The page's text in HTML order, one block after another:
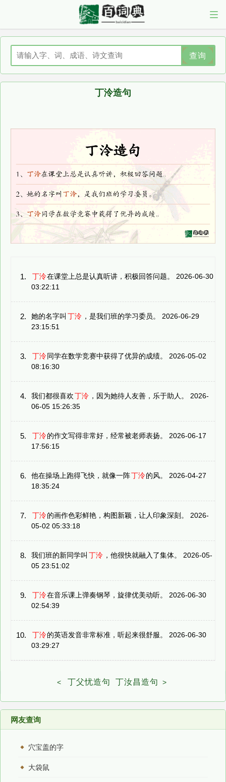
查询
丁泠造句
1. 丁泠在课堂上总是认真听讲，积极回答问题。 2026-06-30
03:22:11
2. 她的名字叫 丁泠 ，是我们班的学习委员。 2026-06-29
23:15:51
3. 丁泠同学在数学竞赛中获得了优异的成绩。 2026-05-02
08:16:30
4. 我们都很喜欢丁泠 ，因为她待人友善，乐于助人。 2026-
06-05 15:26:35
5. 丁泠的作文写得非常好，经常被老师表扬。 2026-06-17
17:56:15
6. 他在操场上跑得飞快，就像一阵丁泠的风。 2026-04-27
18:35:24
7. 丁泠的画作色彩鲜艳，构图新颖，让人印象深刻。 2026-
05-02 05:33:18
8. 我们班的新同学叫 丁泠 ，他很快就融入了集体。 2026-05-
05 23:51:02
9. 丁泠在音乐课上弹奏钢琴，旋律优美动听。 2026-06-30
02:54:39
10. 丁泠的英语发音非常标准，听起来很舒服。 2026-06-30
03:29:27
< 丁父忧造句 丁汝昌造句 >
网友查询
穴宝盖的字
大袋鼠